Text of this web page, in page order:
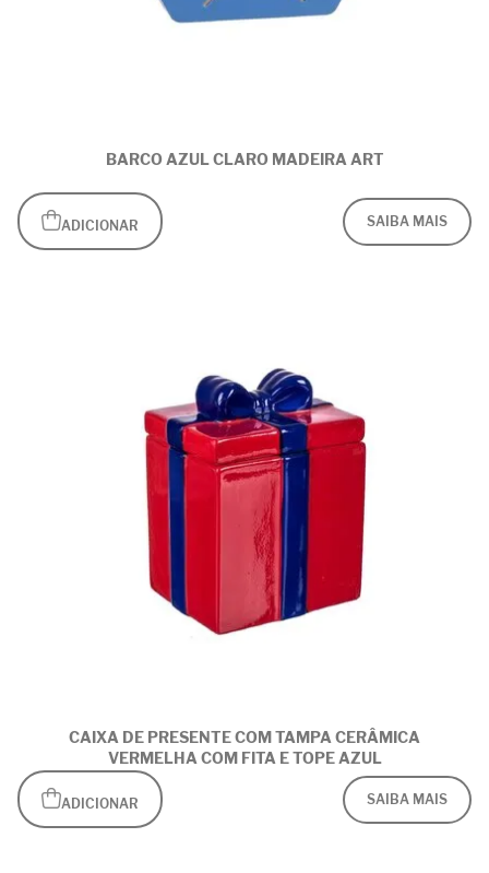
BARCO AZUL CLARO MADEIRA ART
ADICIONAR SAIBA MAIS
CAIXA DE PRESENTE COM TAMPA CERÂMICA
VERMELHA COM FITA E TOPE AZUL
ADICIONAR SAIBA MAIS